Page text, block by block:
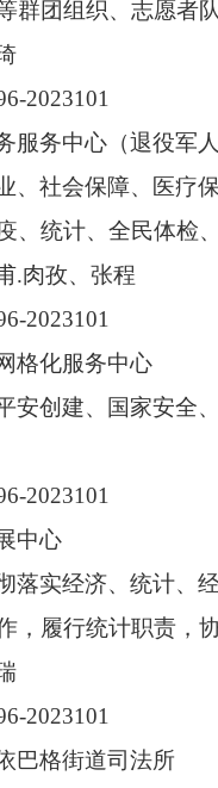
群团组织、志愿者
2023101
服务中心（退役军
、社会保障、医疗
、统计、全民体检
.肉孜、张程
2023101
格化服务中心
安创建、国家安全
2023101
中心
落实经济、统计、
，履行统计职责，
2023101
巴格街道司法所